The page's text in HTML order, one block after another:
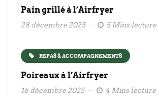
Pain grillé à l’Airfryer
28 décembre 2025 5 Mins lecture
REPAS & ACCOMPAGNEMENTS
Poireaux à l’Airfryer
16 décembre 2025 4 Mins lecture